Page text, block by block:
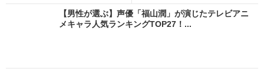
【男性が選ぶ】声優「福山潤」が演じたテレビアニ
メキャラ人気ランキングTOP27！...